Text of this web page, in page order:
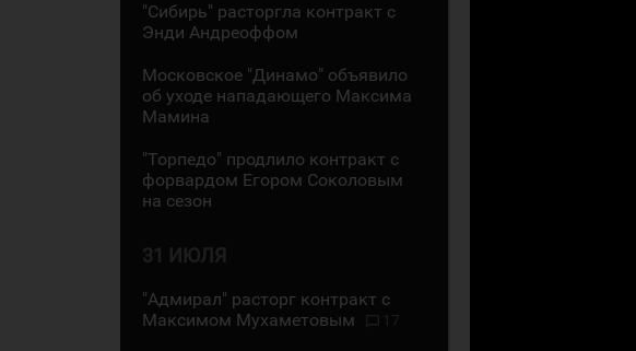
"Сибирь" расторгла контракт с
Энди Андреоффом
Московское "Динамо" объявило
об уходе нападающего Максима
Мамина
"Торпедо" продлило контракт с
форвардом Егором Соколовым
на сезон
31 ИЮЛЯ
"Адмирал" расторг контракт с
Максимом Мухаметовым
17